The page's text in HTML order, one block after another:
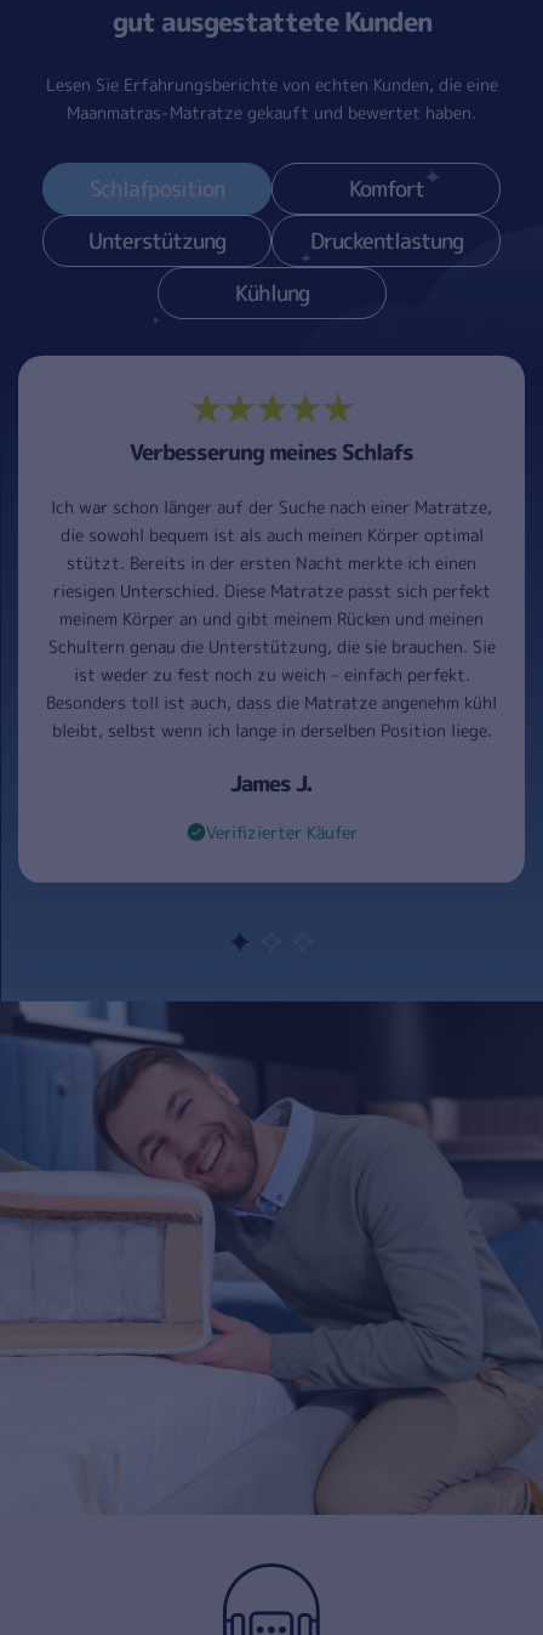
gut ausgestattete Kunden
Lesen Sie Erfahrungsberichte von echten Kunden, die eine
Maanmatras-Matratze gekauft und bewertet haben.
Schlafposition
Komfort
Unterstützung
Druckentlastung
Kühlung
Verbesserung meines Schlafs
Ich war schon länger auf der Suche nach einer Matratze,
die sowohl bequem ist als auch meinen Körper optimal
stützt. Bereits in der ersten Nacht merkte ich einen
riesigen Unterschied. Diese Matratze passt sich perfekt
meinem Körper an und gibt meinem Rücken und meinen
Schultern genau die Unterstützung, die sie brauchen. Sie
ist weder zu fest noch zu weich – einfach perfekt.
Besonders toll ist auch, dass die Matratze angenehm kühl
bleibt, selbst wenn ich lange in derselben Position liege.
James J.
Verifizierter Käufer